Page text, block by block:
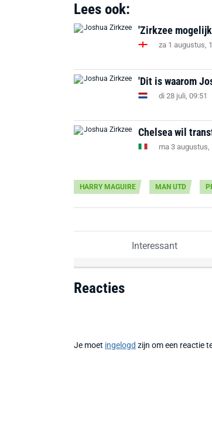
Lees ook:
'Zirkzee
za 1 augustus,
'Dit is waarom
di 28 juli, 09:51
Chelsea wil
ma 3 augustus,
HARRY MAGUIRE MAN UTD
Interessant
Reacties
Je moet ingelogd zijn om een reactie